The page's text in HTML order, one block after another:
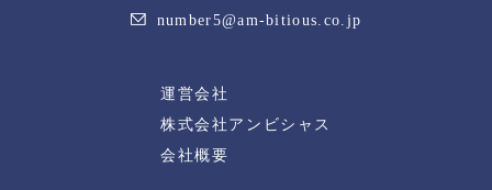
number5@am-bitious.co.jp
運営会社
株式会社アンビシャス
会社概要